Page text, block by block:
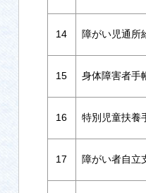
14 障がい児通所
15 身体障害者手
16 特別児童扶養
17 障がい者自立